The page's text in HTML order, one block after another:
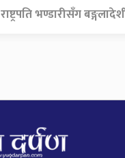
राष्ट्रपति भण्डारीसँग